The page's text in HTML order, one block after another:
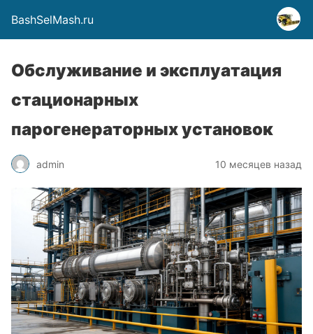
BashSelMash.ru
Обслуживание и эксплуатация
стационарных
парогенераторных установок
admin 10 месяцев назад